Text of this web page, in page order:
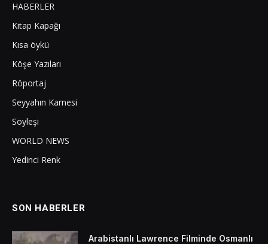
HABERLER
Kitap Kapağı
Kısa öykü
Köşe Yazıları
Röportaj
Seyyahın Karnesi
Söyleşi
WORLD NEWS
Yedinci Renk
SON HABERLER
Arabistanlı Lawrence Filminde Osmanlı